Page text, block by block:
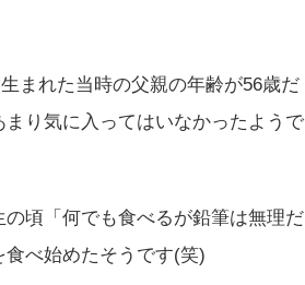
まれた当時の父親の年齢が56歳だ
り気に入ってはいなかったようで
頃「何でも食べるが鉛筆は無理だ
べ始めたそうです(笑)